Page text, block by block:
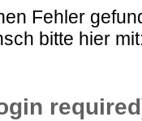
Fehler
bitte hier